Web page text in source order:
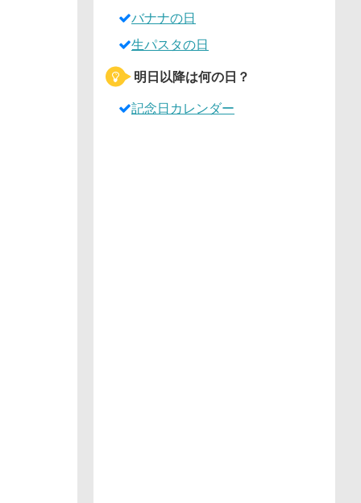
バナナの日
生パスタの日
明日以降は何の日？
記念日カレンダー